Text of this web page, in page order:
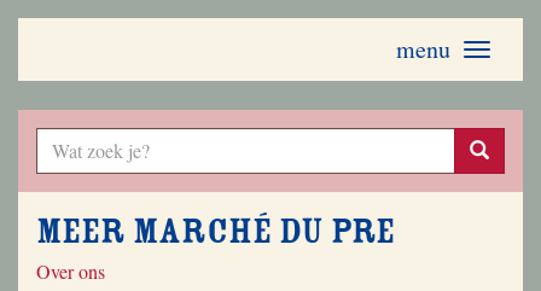
Toggle
menu
Meer Marché du Pre
Over ons